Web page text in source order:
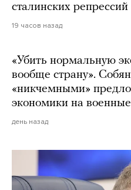
сталинских репрессий
19 часов назад
«Убить нормальную
вообще страну».
«никчемными»
экономики на
день назад